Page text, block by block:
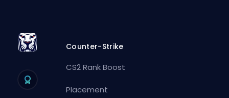
Counter-Strike
CS2 Rank Boost
Placement